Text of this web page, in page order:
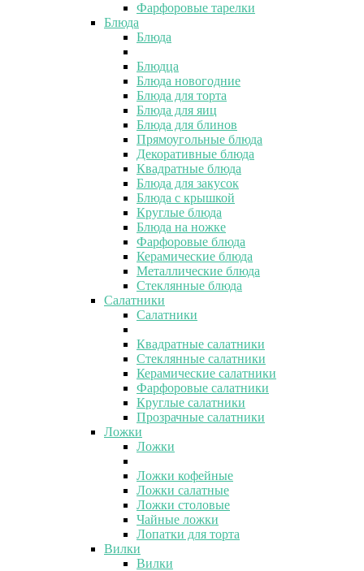
Фарфоровые тарелки
Блюда
Блюда
Блюдца
Блюда новогодние
Блюда для торта
Блюда для яиц
Блюда для блинов
Прямоугольные блюда
Декоративные блюда
Квадратные блюда
Блюда для закусок
Блюда с крышкой
Круглые блюда
Блюда на ножке
Фарфоровые блюда
Керамические блюда
Металлические блюда
Стеклянные блюда
Салатники
Салатники
Квадратные салатники
Стеклянные салатники
Керамические салатники
Фарфоровые салатники
Круглые салатники
Прозрачные салатники
Ложки
Ложки
Ложки кофейные
Ложки салатные
Ложки столовые
Чайные ложки
Лопатки для торта
Вилки
Вилки